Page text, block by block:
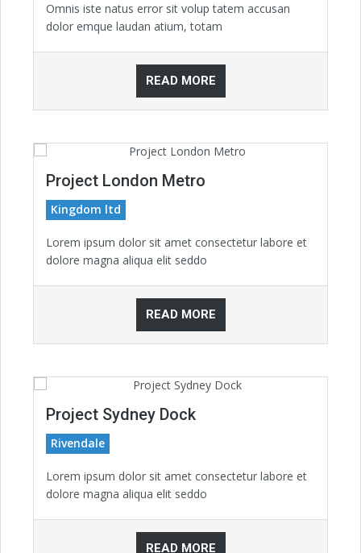
Omnis iste natus error sit volup tatem accusan
dolor emque laudan atium, totam
READ MORE
Project London Metro
Kingdom ltd
Lorem ipsum dolor sit amet consectetur labore et
dolore magna aliqua elit seddo
READ MORE
Project Sydney Dock
Rivendale
Lorem ipsum dolor sit amet consectetur labore et
dolore magna aliqua elit seddo
READ MORE